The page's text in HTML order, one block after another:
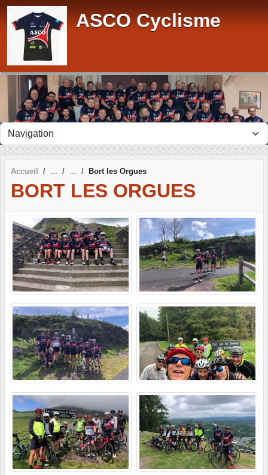
ASCO Cyclisme
Accueil Bort les Orgues
BORT LES ORGUES
Panneau de gestion des cookies